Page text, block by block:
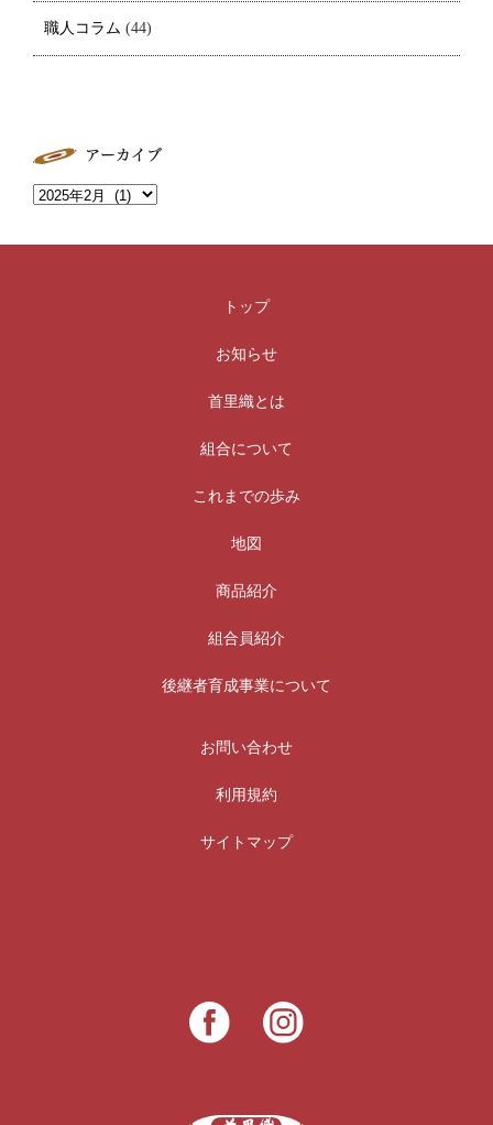
職人コラム (44)
トップ
お知らせ
首里織とは
組合について
これまでの歩み
地図
商品紹介
組合員紹介
後継者育成事業について
お問い合わせ
利用規約
サイトマップ